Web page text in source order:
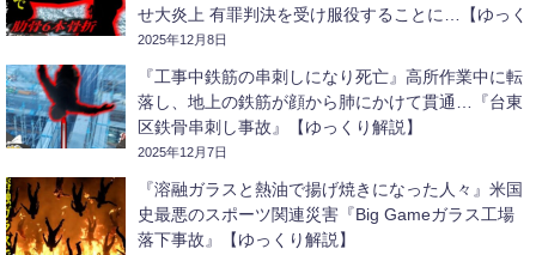
せ大炎上 有罪判決を受け服役することに…【ゆっく
り解説】
2025年12月8日
『工事中鉄筋の串刺しになり死亡』高所作業中に転
落し、地上の鉄筋が顔から肺にかけて貫通…『台東
区鉄骨串刺し事故』【ゆっくり解説】
2025年12月7日
『溶融ガラスと熱油で揚げ焼きになった人々』米国
史最悪のスポーツ関連災害『Big Gameガラス工場
落下事故』【ゆっくり解説】